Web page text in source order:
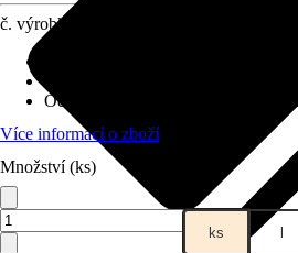
č. výrobku
Odolnost proti otěru za mokra
2 -
Více informací o zboží
Množství (ks)
ks l